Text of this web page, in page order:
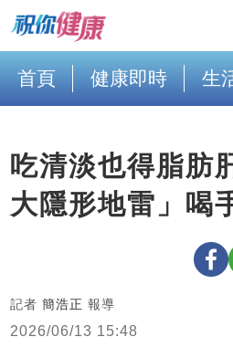
首頁 健康即時 生
吃清淡也得脂肪
大隱形地雷」喝
記者 簡浩正 報導
2026/06/13 15:48